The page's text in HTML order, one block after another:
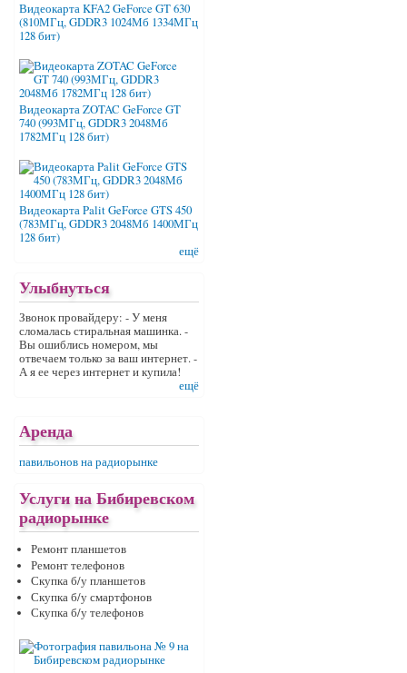
Видеокарта KFA2 GeForce GT 630
(810МГц, GDDR3 1024Мб 1334МГц
128 бит)
Видеокарта ZOTAC GeForce GT
740 (993МГц, GDDR3 2048Мб
1782МГц 128 бит)
Видеокарта Palit GeForce GTS 450
(783МГц, GDDR3 2048Мб 1400МГц
128 бит)
ещё
Улыбнуться
Звонок провайдеру: - У меня
сломалась стиральная машинка. -
Вы ошиблись номером, мы
отвечаем только за ваш интернет. -
А я ее через интернет и купила!
ещё
Аренда
павильонов на радиорынке
Услуги на Бибиревском
радиорынке
Ремонт планшетов
Ремонт телефонов
Скупка б/у планшетов
Скупка б/у смартфонов
Скупка б/у телефонов